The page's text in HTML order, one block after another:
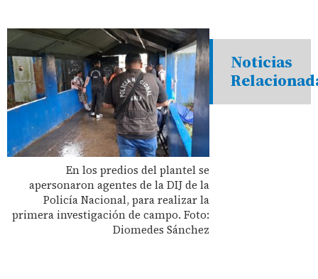
En los predios del plantel se
apersonaron agentes de la DIJ de la
Policía Nacional, para realizar la
primera investigación de campo. Foto:
Diomedes Sánchez
Noticias